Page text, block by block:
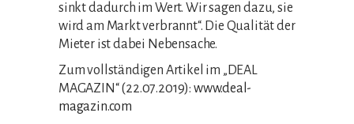
sinkt dadurch im Wert. Wir sagen dazu, sie
wird am Markt verbrannt“. Die Qualität der
Mieter ist dabei Nebensache.
Zum vollständigen Artikel im „DEAL
MAGAZIN“ (22.07.2019): www.deal-
magazin.com